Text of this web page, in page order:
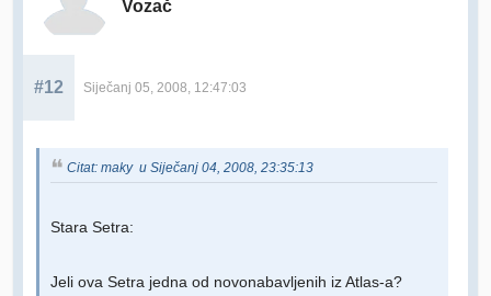
Vozač
#12 Siječanj 05, 2008, 12:47:03
Citat: maky u Siječanj 04, 2008, 23:35:13
Stara Setra:
Jeli ova Setra jedna od novonabavljenih iz Atlas-a?